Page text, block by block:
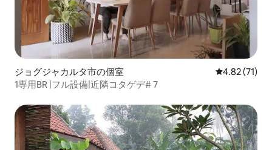
ジョグジャカルタ市の個室 レビュー71
4.82 (71)
1専用BR |フル設備|近隣コタゲデ# 7